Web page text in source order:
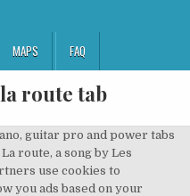
MAPS FAQ
route tab
guitar pro and power tabs
route, a song by Les
use cookies to
you ads based on your